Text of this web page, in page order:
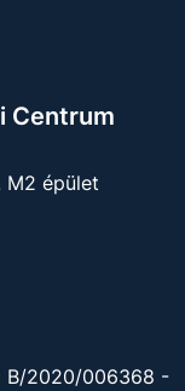
Centrum
M2 épület
B/2020/006368 -